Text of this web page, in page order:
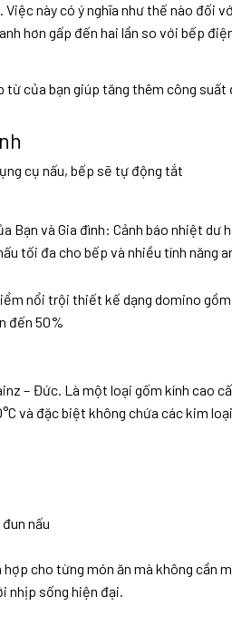
này có ý nghĩa như thế nào đối
hơn gấp đến hai lần so với bếp
bạn giúp tăng thêm công suất
cụ nấu, bếp sẽ tự động tắt
và Gia đình: Cảnh báo nhiệt
tối đa cho bếp và nhiều tính năng
nổi trội thiết kế dạng domino
đến 50%
– Đức. Là một loại gốm kính cao
và đặc biệt không chứa các kim
nấu
cho từng món ăn mà không
nhịp sống hiện đại.